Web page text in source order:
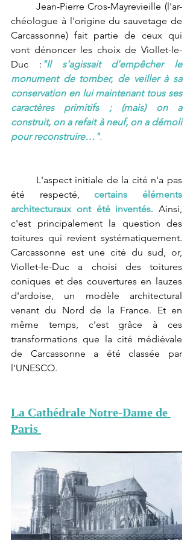
chéologue à l'origine du sauvetage de
Carcassonne) fait partie de ceux qui
vont dénoncer les choix de Viollet-le-
Duc : "Il s'agissait d'empêcher le
monument de tomber, de veiller à sa
conservation en lui maintenant tous ses
caractères primitifs ; (mais) on a
construit, on a refait à neuf, on a démoli
pour reconstruire…".
été respecté, certains éléments
architecturaux ont été inventés. Ainsi,
c'est principalement la question des
toitures qui revient systématiquement.
Carcassonne est une cité du sud, or,
Viollet-le-Duc a choisi des toitures
coniques et des couvertures en lauzes
d'ardoise, un modèle architectural
venant du Nord de la France. Et en
même temps, c'est grâce à ces
transformations que la cité médiévale
de Carcassonne a été classée par
l'UNESCO.
La Cathédrale Notre-Dame de
Paris